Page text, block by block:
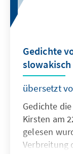
Gedichte
slowakisch
übersetzt
Gedichte
Kirsten am
gelesen
Verbreitung